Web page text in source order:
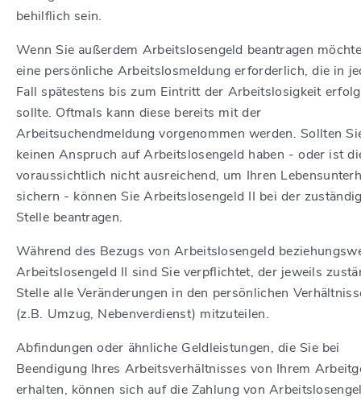
behilflich sein.
Wenn Sie außerdem Arbeitslosengeld beantragen
eine persönliche Arbeitslosmeldung erforderlich, die in
Fall spätestens bis zum Eintritt der Arbeitslosigkeit
sollte. Oftmals kann diese bereits mit der
Arbeitsuchendmeldung vorgenommen werden. Sollten
keinen Anspruch auf Arbeitslosengeld haben - oder ist
voraussichtlich nicht ausreichend, um Ihren
sichern - können Sie Arbeitslosengeld II bei der
Stelle beantragen.
Während des Bezugs von Arbeitslosengeld
Arbeitslosengeld II sind Sie verpflichtet, der jeweils
Stelle alle Veränderungen in den persönlichen
(z.B. Umzug, Nebenverdienst) mitzuteilen.
Abfindungen oder ähnliche Geldleistungen, die Sie bei
Beendigung Ihres Arbeitsverhältnisses von Ihrem
erhalten, können sich auf die Zahlung von